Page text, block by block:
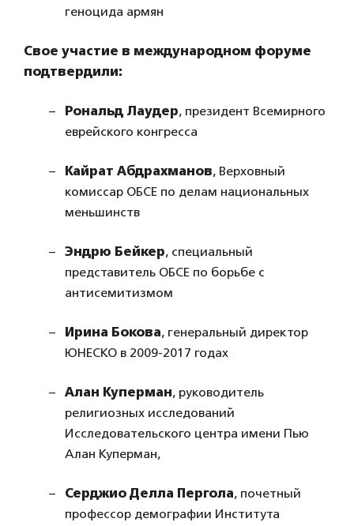
геноцида армян
Свое участие в международном форуме
подтвердили:
Рональд Лаудер, президент Всемирного
еврейского конгресса
Кайрат Абдрахманов, Верховный
комиссар ОБСЕ по делам национальных
меньшинств
Эндрю Бейкер, специальный
представитель ОБСЕ по борьбе с
антисемитизмом
Ирина Бокова, генеральный директор
ЮНЕСКО в 2009-2017 годах
Алан Куперман, руководитель
религиозных исследований
Исследовательского центра имени Пью
Алан Куперман,
Серджио Делла Пергола, почетный
профессор демографии Института